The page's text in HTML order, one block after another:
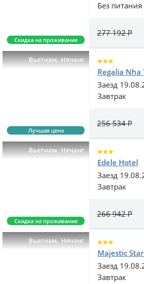
Скидка на проживание
Без питания
277 192Р
Вьетнам,Нячанг
Лучшая цена
Regalia Nha
Заезд
Завтрак
256 534Р
Вьетнам,Нячанг
Скидка на проживание
Edele Hotel
Заезд
Завтрак
266 942Р
Вьетнам,Нячанг
Majestic
Заезд
Завтрак